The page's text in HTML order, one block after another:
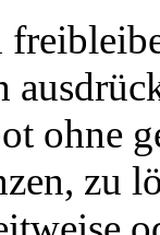
ohne
zu